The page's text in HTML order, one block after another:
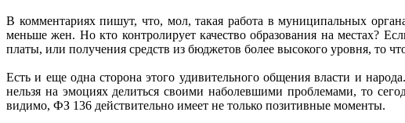
В комментариях пишут, что, мол, такая работа в муниципальных
меньше жен. Но кто контролирует качество образования на местах?
платы, или получения средств из бюджетов более высокого уровня, то
Есть и еще одна сторона этого удивительного общения власти и
нельзя на эмоциях делиться своими наболевшими проблемами, то
видимо, ФЗ 136 действительно имеет не только позитивные моменты.